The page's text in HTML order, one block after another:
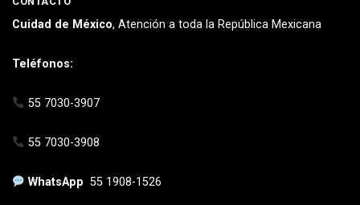
Cuidad de México, Atención a toda la República Mexicana
Teléfonos:
55 7030-3907
55 7030-3908
WhatsApp55 1908-1526